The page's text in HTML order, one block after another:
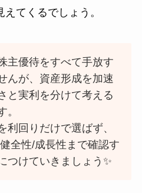
てくるでしょう。
主優待をすべて手放す
んが、資産形成を加速
と実利を分けて考える
。
利回りだけで選ばず、
全性/成長性まで確認す
つけていきましょう✨